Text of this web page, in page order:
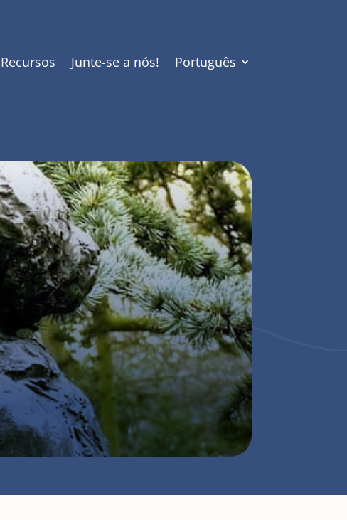
Recursos Junte-se a nós! Português